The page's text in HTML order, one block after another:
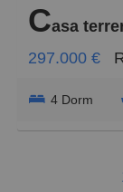
Casa
297.000 €
4 Dorm